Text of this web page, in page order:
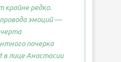
крайне редко.
эмоций —
почерка
в лице Анастасии